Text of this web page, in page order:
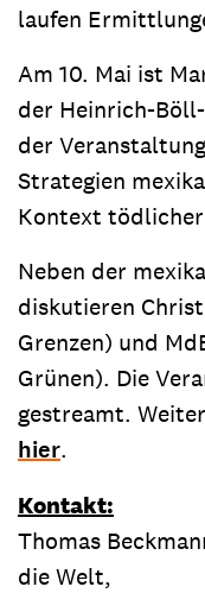
laufen
Am 10. Mai ist
der Heinrich-
der
Strategien
Kontext tödlicher
Neben der
diskutieren
Grenzen) und
Grünen). Die
gestreamt.
hier.
Kontakt:
Thomas
die Welt,